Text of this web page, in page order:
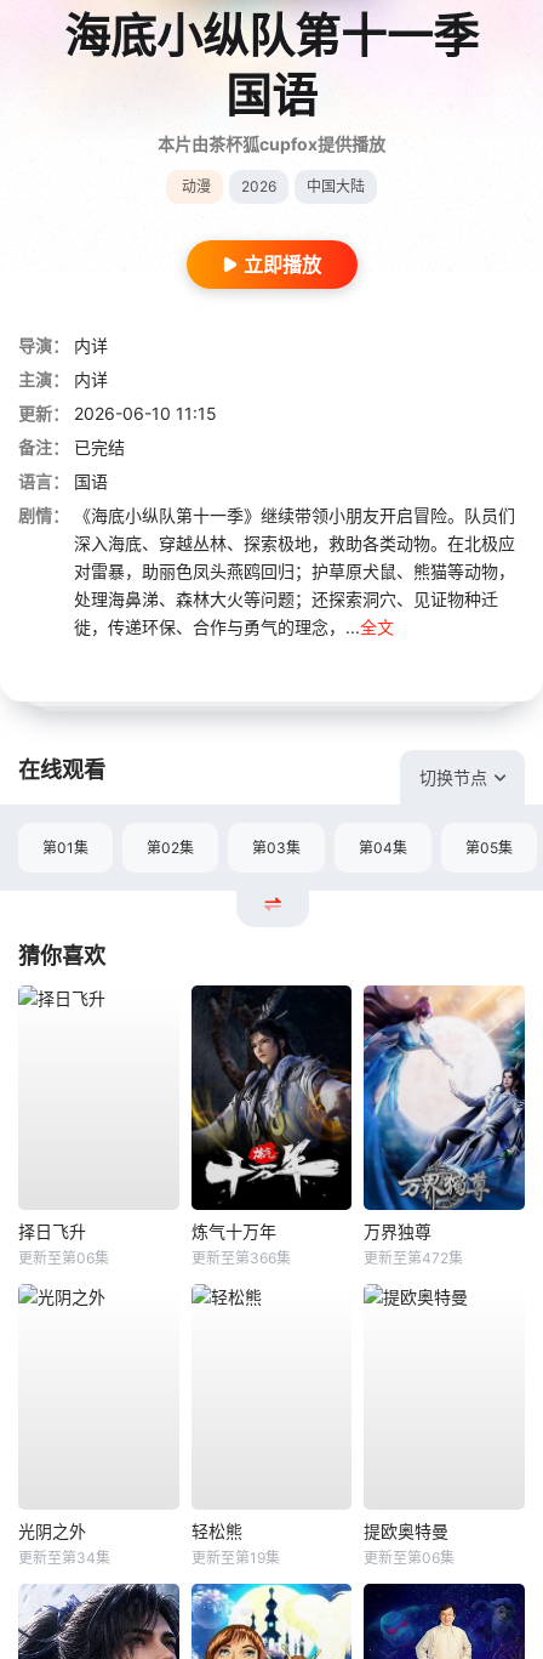
海底小纵队第十一季
国语
本片由茶杯狐cupfox提供播放
动漫 2026 中国大陆
立即播放
导演：
内详
主演：
内详
更新：
2026-06-10 11:15
备注：
已完结
语言：
国语
剧情：
《海底小纵队第十一季》继续带领小朋友开启冒险。队员们
深入海底、穿越丛林、探索极地，救助各类动物。在北极应
对雷暴，助丽色凤头燕鸥回归；护草原犬鼠、熊猫等动物，
处理海鼻涕、森林大火等问题；还探索洞穴、见证物种迁
徙，传递环保、合作与勇气的理念，...全文
在线观看 切换节点
第01集 第02集 第03集 第04集 第05集
猜你喜欢
择日飞升
更新至第06集
炼气十万年
更新至第366集
万界独尊
更新至第472集
光阴之外
更新至第34集
轻松熊
更新至第19集
提欧奥特曼
更新至第06集